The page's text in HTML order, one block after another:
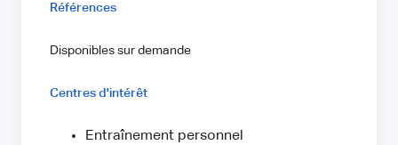
Références
Disponibles sur demande
Centres d'intérêt
Entraînement personnel